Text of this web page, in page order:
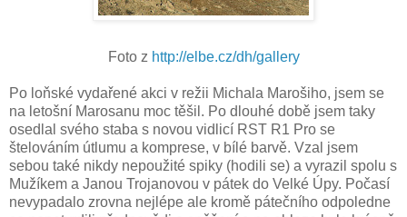
Foto z http://elbe.cz/dh/gallery
Po loňské vydařené akci v režii Michala Marošiho, jsem se
na letošní Marosanu moc těšil. Po dlouhé době jsem taky
osedlal svého staba s novou vidlicí RST R1 Pro se
štelováním útlumu a komprese, v bílé barvě. Vzal jsem
sebou také nikdy nepoužité spiky (hodili se) a vyrazil spolu s
Mužíkem a Janou Trojanovou v pátek do Velké Úpy. Počasí
nevypadalo zrovna nejlépe ale kromě pátečního odpoledne